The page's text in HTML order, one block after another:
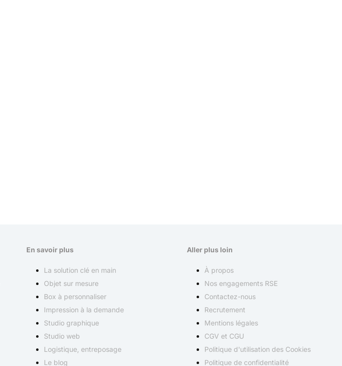
En savoir plus
La solution clé en main
Objet sur mesure
Box à personnaliser
Impression à la demande
Studio graphique
Studio web
Logistique, entreposage
Le blog
Aller plus loin
À propos
Nos engagements RSE
Contactez-nous
Recrutement
Mentions légales
CGV et CGU
Politique d'utilisation des Cookies
Politique de confidentialité